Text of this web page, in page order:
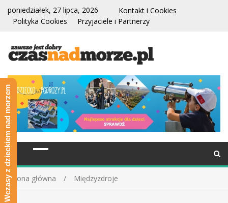
poniedziałek, 27 lipca, 2026
Kontakt i Cookies
Polityka Cookies
Przyjaciele i Partnerzy
Strona główna Międzyzdroje
Wczasy z dzieckiem nad morzem